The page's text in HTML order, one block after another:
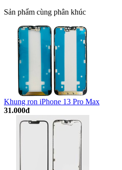
Sản phẩm cùng phân khúc
Khung ron iPhone 13 Pro Max
31.000đ